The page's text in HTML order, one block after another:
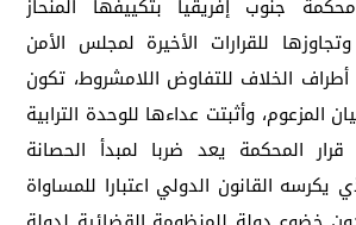
جنوب إفريقيا بتكييفها المنحاز
للقرارات الأخيرة لمجلس الأمن
أطراف الخلاف للتفاوض اللامشروط، تكون
المزعوم، وأثبتت عداءها للوحدة الترابية
المحكمة يعد ضربا لمبدأ الحصانة
يكرسه القانون الدولي اعتبارا للمساواة